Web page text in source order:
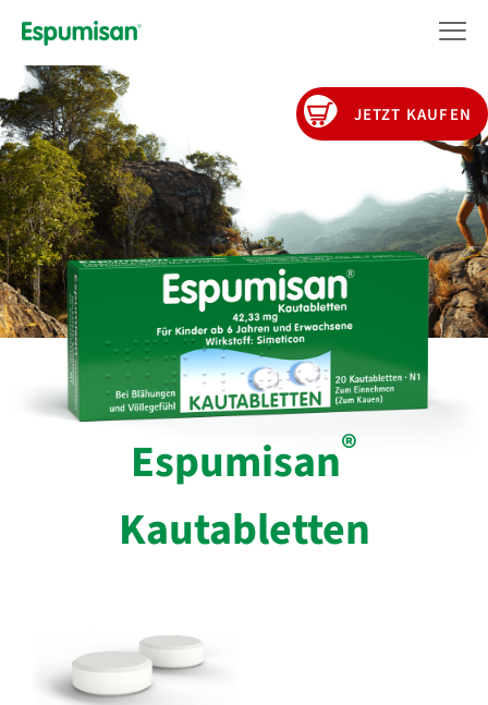
zum
Inhalt
JETZT KAUFEN
Espumisan®
Kautabletten